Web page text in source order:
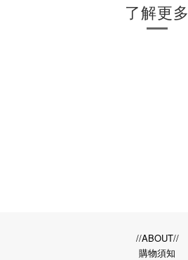
了解更多
//ABOUT//
購物須知